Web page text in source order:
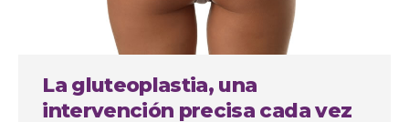
La gluteoplastia, una
intervención precisa cada vez